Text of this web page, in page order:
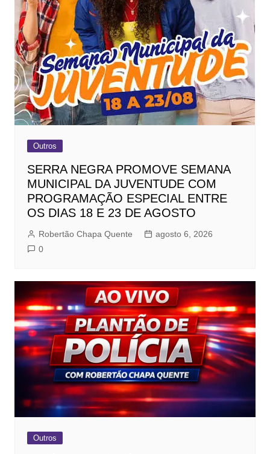
Outros
SERRA NEGRA PROMOVE SEMANA
MUNICIPAL DA JUVENTUDE COM
PROGRAMAÇÃO ESPECIAL ENTRE
OS DIAS 18 E 23 DE AGOSTO
Robertão Chapa Quente
agosto 6, 2026
0
Outros